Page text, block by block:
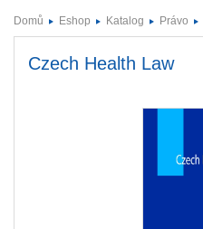
Domů Eshop Katalog Právo
Czech Health Law